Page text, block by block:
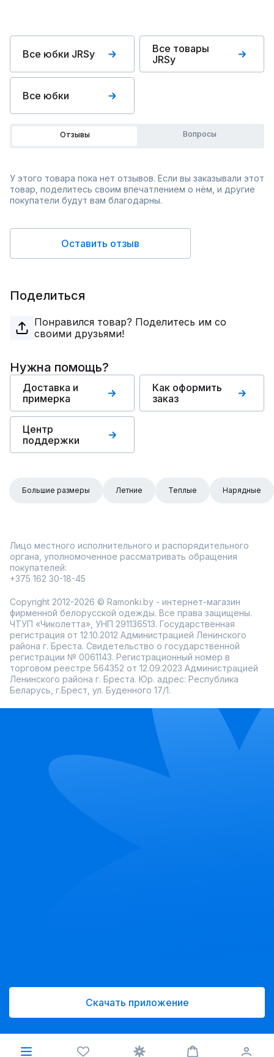
Все юбки JRSy
Все товары
JRSy
Все юбки
Отзывы Вопросы
У этого товара пока нет отзывов. Если вы заказывали этот
товар, поделитесь своим впечатлением о нём, и другие
покупатели будут вам благодарны.
Оставить отзыв
Поделиться
Понравился товар? Поделитесь им со
своими друзьями!
Нужна помощь?
Доставка и
примерка
Как оформить
заказ
Центр
поддержки
Большие размеры Летние Теплые Нарядные
Лицо местного исполнительного и распорядительного
органа, уполномоченное рассматривать обращения
покупателей:
+375 162 30-18-45
Copyright 2012-2026 © Ramonki.by - интернет-магазин
фирменной белорусской одежды. Все права защищены.
ЧТУП «Чиколетта», УНП 291136513. Государственная
регистрация от 12.10.2012 Администрацией Ленинского
района г. Бреста. Свидетельство о государственной
регистрации № 0061143. Регистрационный номер в
торговом реестре 564352 от 12.09.2023 Администрацией
Ленинского района г. Бреста. Юр. адрес: Республика
Беларусь, г.Брест, ул. Буденного 17/1.
Скачать приложение